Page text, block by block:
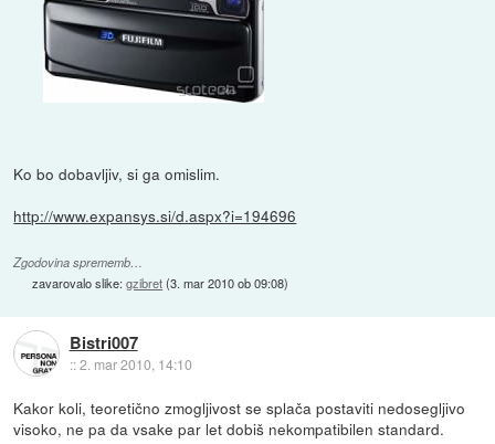
Ko bo dobavljiv, si ga omislim.
http://www.expansys.si/d.aspx?i=194696
Zgodovina sprememb…
zavarovalo slike:gzibret(3. mar 2010 ob 09:08)
Bistri007
::2. mar 2010, 14:10
Kakor koli, teoretično zmogljivost se splača postaviti nedosegljivo
visoko, ne pa da vsake par let dobiš nekompatibilen standard.